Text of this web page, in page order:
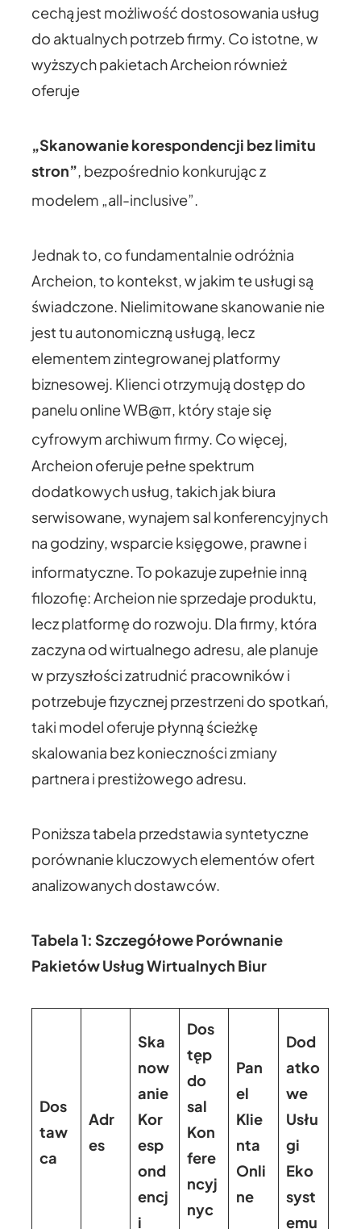
cechą jest możliwość dostosowania usług
do aktualnych potrzeb firmy. Co istotne, w
wyższych pakietach Archeion również
oferuje
„Skanowanie korespondencji bez limitu
stron”, bezpośrednio konkurując z
modelem „all-inclusive”.
Jednak to, co fundamentalnie odróżnia
Archeion, to kontekst, w jakim te usługi są
świadczone. Nielimitowane skanowanie nie
jest tu autonomiczną usługą, lecz
elementem zintegrowanej platformy
biznesowej. Klienci otrzymują dostęp do
panelu online WB@π, który staje się
cyfrowym archiwum firmy. Co więcej,
Archeion oferuje pełne spektrum
dodatkowych usług, takich jak biura
serwisowane, wynajem sal konferencyjnych
na godziny, wsparcie księgowe, prawne i
informatyczne.To pokazuje zupełnie inną
filozofię: Archeion nie sprzedaje produktu,
lecz platformę do rozwoju. Dla firmy, która
zaczyna od wirtualnego adresu, ale planuje
w przyszłości zatrudnić pracowników i
potrzebuje fizycznej przestrzeni do spotkań,
taki model oferuje płynną ścieżkę
skalowania bez konieczności zmiany
partnera i prestiżowego adresu.
Poniższa tabela przedstawia syntetyczne
porównanie kluczowych elementów ofert
analizowanych dostawców.
Tabela 1: Szczegółowe Porównanie
Pakietów Usług Wirtualnych Biur
Dos
taw
ca
Adr
es
Ska
now
anie
Kor
esp
ond
encj
i
Dos
tęp
do
sal
Kon
fere
ncyj
nyc
Pan
el
Klie
nta
Onli
ne
Dod
atko
we
Usłu
gi
Eko
syst
emu